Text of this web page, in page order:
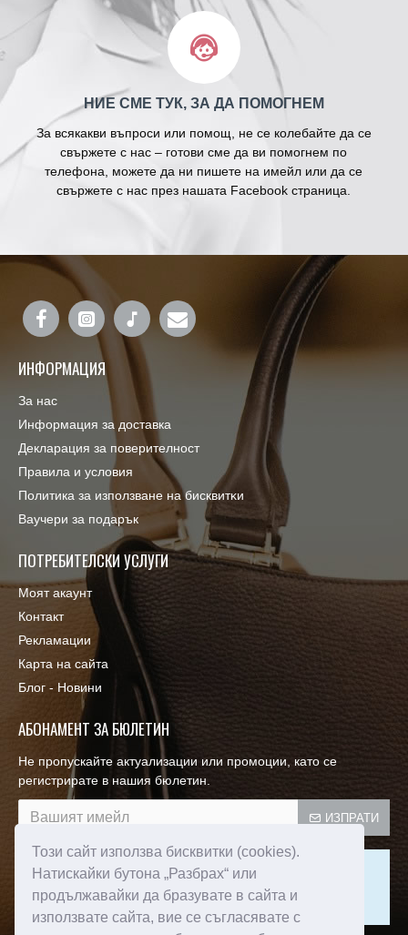
Този сайт използва бисквитки (cookies).
Натискайки бутона „Разбрах“ или
продължавайки да бразувате в сайта и
използвате сайта, вие се съгласявате с
НИЕ СМЕ ТУК, ЗА ДА ПОМОГНЕМ
За всякакви въпроси или помощ, не се колебайте да се
свържете с нас – готови сме да ви помогнем по
телефона, можете да ни пишете на имейл или да се
свържете с нас през нашата Facebook страница.
ИНФОРМАЦИЯ
За нас
Информация за доставка
Декларация за поверителност
Правила и условия
Πoлитика зa изпoлзвaнe нa бисквитĸи
Ваучери за подарък
ПОТРЕБИТЕЛСКИ УСЛУГИ
Моят акаунт
Контакт
Рекламации
Карта на сайта
Блог - Новини
АБОНАМЕНТ ЗА БЮЛЕТИН
Не пропускайте актуализации или промоции, като се
регистрирате в нашия бюлетин.
ИЗПРАТИ
Този сайт е защитен от reCAPTCHA и се прилагат
Политиката за поверителност
Условията за ползване
на Google.